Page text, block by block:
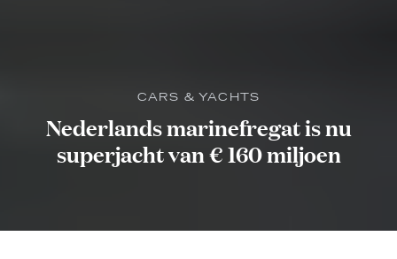
CARS & YACHTS
Nederlands marinefregat is nu
superjacht van € 160 miljoen